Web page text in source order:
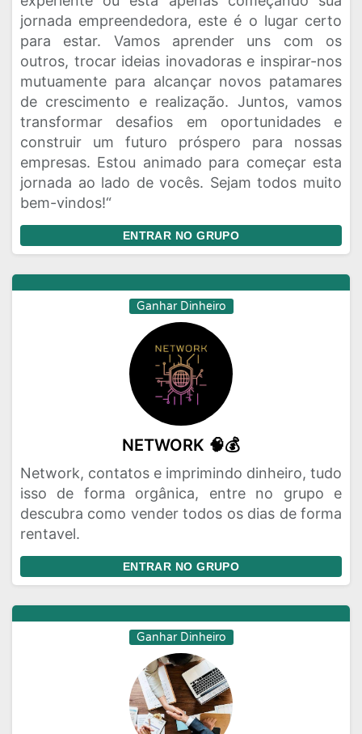
jornada empreendedora, este é o lugar certo
para estar. Vamos aprender uns com os
outros, trocar ideias inovadoras e inspirar-nos
mutuamente para alcançar novos patamares
de crescimento e realização. Juntos, vamos
transformar desafios em oportunidades e
construir um futuro próspero para nossas
empresas. Estou animado para começar esta
jornada ao lado de vocês. Sejam todos muito
bem-vindos!“
ENTRAR NO GRUPO
Ganhar Dinheiro
NETWORK 🧠💰
Network, contatos e imprimindo dinheiro, tudo
isso de forma orgânica, entre no grupo e
descubra como vender todos os dias de forma
rentavel.
ENTRAR NO GRUPO
Ganhar Dinheiro